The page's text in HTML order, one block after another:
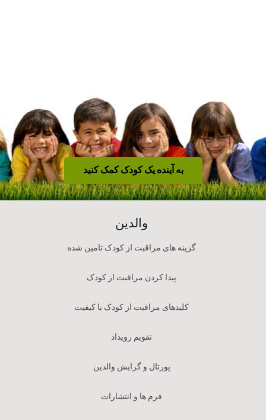
به آینده یک کودک کمک کنید
والدین
گزینه های مراقبت از کودک تامین شده
پیدا کردن مراقبت از کودک
کلیدهای مراقبت از کودک با کیفیت
تقویم رویداد
پورتال و گرایش والدین
فرم ها و انتشارات